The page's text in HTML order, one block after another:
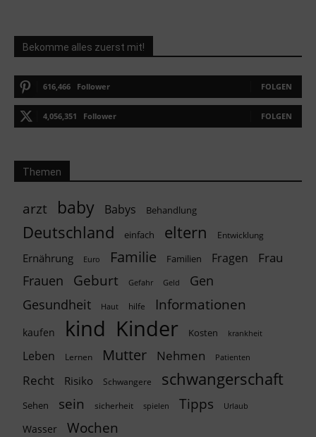
Bekomme alles zuerst mit!
616,466 Follower FOLGEN
4,056,351 Follower FOLGEN
Themen
arzt baby Babys Behandlung
Deutschland einfach eltern Entwicklung
Ernährung Euro Familie Familien Fragen Frau
Frauen Geburt Gefahr Geld
Gen
Gesundheit
Haut hilfe Informationen
kaufen kind Kinder Kosten krankheit
Leben Lernen Mutter Nehmen Patienten
Recht Risiko Schwangere schwangerschaft
Sehen sein sicherheit spielen Tipps Urlaub
Wasser Wochen